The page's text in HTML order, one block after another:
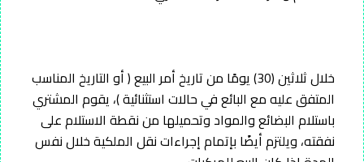
خلال ثلاثين (30) يومًا من تاريخ أمر البيع ( أو التاريخ المناسب
المتفق عليه مع البائع في حالات استثنائية )، يقوم المشتري
باستلام البضائع والمواد وتحميلها من نقطة الاستلام على
نفقته، ويلتزم أيضًا بإتمام إجراءات نقل الملكية خلال نفس